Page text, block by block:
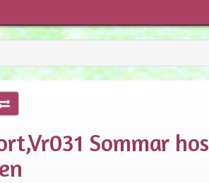
Sommar hos